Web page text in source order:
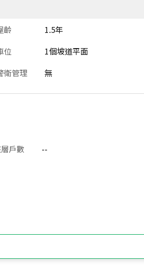
齡
1.5年
位
1個坡道平面
衛管理 無
戶數
--